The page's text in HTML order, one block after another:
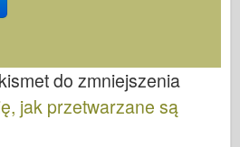
do zmniejszenia
jak przetwarzane są